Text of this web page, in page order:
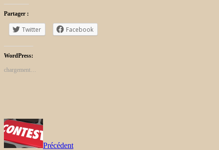
Partager :
Twitter Facebook
WordPress:
chargement…
Précédent